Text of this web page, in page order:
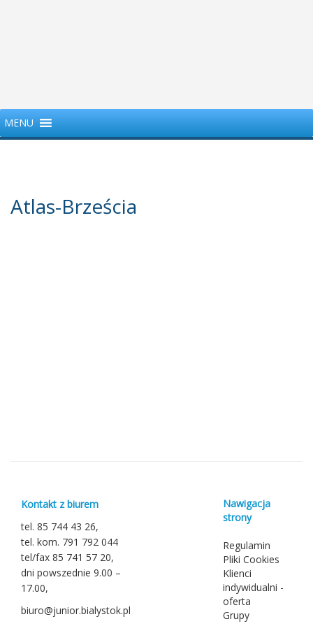
MENU
Atlas-Brześcia
Kontakt z biurem
tel. 85 744 43 26,
tel. kom. 791 792 044
tel/fax 85 741 57 20,
dni powszednie 9.00 –
17.00,
biuro@junior.bialystok.pl
Nawigacja
strony
Regulamin
Pliki Cookies
Klienci
indywidualni -
oferta
Grupy